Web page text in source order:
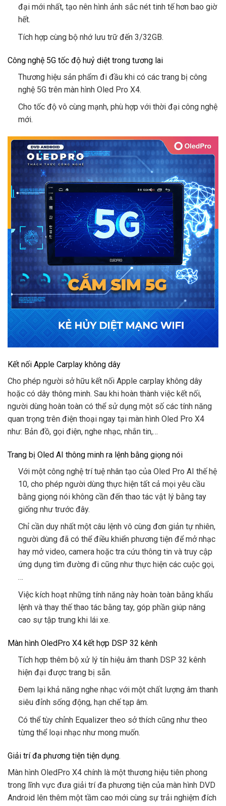
đại mới nhất, tạo nên hình ảnh sắc nét tinh tế hơn bao giờ
hết.
Tích hợp cùng bộ nhớ lưu trữ đến 3/32GB.
Công nghệ 5G tốc độ huỷ diệt trong tương lai
Thương hiệu sản phẩm đi đầu khi có các trang bị công
nghệ 5G trên màn hình Oled Pro X4.
Cho tốc độ vô cùng mạnh, phù hợp với thời đại công nghệ
mới.
Kết nối Apple Carplay không dây
Cho phép người sở hữu kết nối Apple carplay không dây
hoặc có dây thông minh. Sau khi hoàn thành việc kết nối,
người dùng hoàn toàn có thể sử dụng một số các tính năng
quan trọng trên điện thoại ngay tại màn hình Oled Pro X4
như: Bản đồ, gọi điện, nghe nhạc, nhắn tin,…
Trang bị Oled AI thông minh ra lệnh bằng giọng nói
Với một công nghệ trí tuệ nhân tạo của Oled Pro AI thế hệ
10, cho phép người dùng thực hiện tất cả mọi yêu cầu
bằng giọng nói không cần đến thao tác vật lý bằng tay
giống như trước đây.
Chỉ cần duy nhất một câu lệnh vô cùng đơn giản tự nhiên,
người dùng đã có thể điều khiển phương tiện để mở nhạc
hay mở video, camera hoặc tra cứu thông tin và truy cập
ứng dụng tìm đường đi cũng như thực hiện các cuộc gọi,
…
Việc kích hoạt những tính năng này hoàn toàn bằng khẩu
lệnh và thay thế thao tác bằng tay, góp phần giúp nâng
cao sự tập trung khi lái xe.
Màn hình OledPro X4 kết hợp DSP 32 kênh
Tích hợp thêm bộ xử lý tín hiệu âm thanh DSP 32 kênh
hiện đại được trang bị sẵn.
Đem lại khả năng nghe nhạc với một chất lượng âm thanh
siêu đỉnh sống động, hạn chế tạp âm.
Có thể tùy chỉnh Equalizer theo sở thích cũng như theo
từng thể loại nhạc như mong muốn.
Giải trí đa phương tiện tiện dụng.
Màn hình OledPro X4 chính là một thương hiệu tiên phong
trong lĩnh vực đưa giải trí đa phương tiện của màn hình DVD
Android lên thêm một tầm cao mới cùng sự trải nghiệm đích